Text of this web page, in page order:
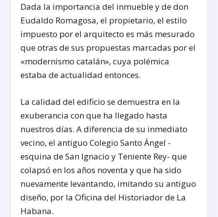
Dada la importancia del inmueble y de don
Eudaldo Romagosa, el propietario, el estilo
impuesto por el arquitecto es más mesurado
que otras de sus propuestas marcadas por el
«modernismo catalán», cuya polémica
estaba de actualidad entonces.
La calidad del edificio se demuestra en la
exuberancia con que ha llegado hasta
nuestros días. A diferencia de su inmediato
vecino, el antiguo Colegio Santo Ángel -
esquina de San Ignacio y Teniente Rey- que
colapsó en los años noventa y que ha sido
nuevamente levantando, imitando su antiguo
diseño, por la Oficina del Historiador de La
Habana.